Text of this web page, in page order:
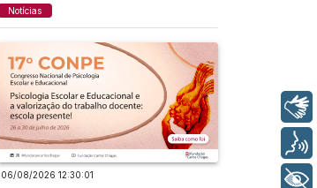
Notícias
06/08/2026 12:30:01